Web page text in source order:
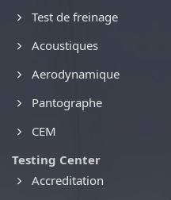
Test de freinage
Acoustiques
Aerodynamique
Pantographe
CEM
Testing Center
Accreditation